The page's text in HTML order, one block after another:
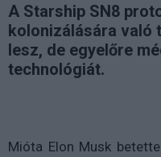
A Starship SN8
kolonizálására való
lesz, de egyelőre
technológiát.
Mióta Elon Musk